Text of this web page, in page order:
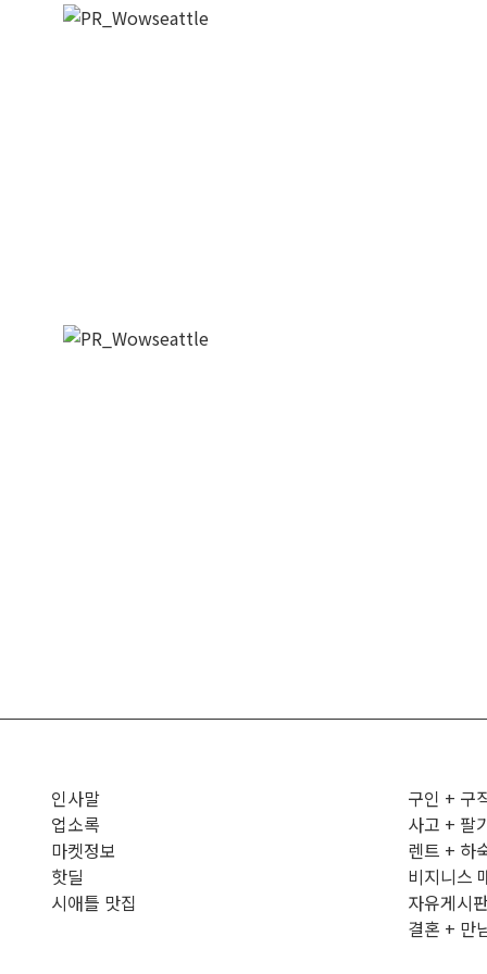
인사말
업소록
마켓정보
핫딜
시애틀 맛집
구인 + 구
사고 + 팔
렌트 + 하
비지니스
자유게시
결혼 + 만